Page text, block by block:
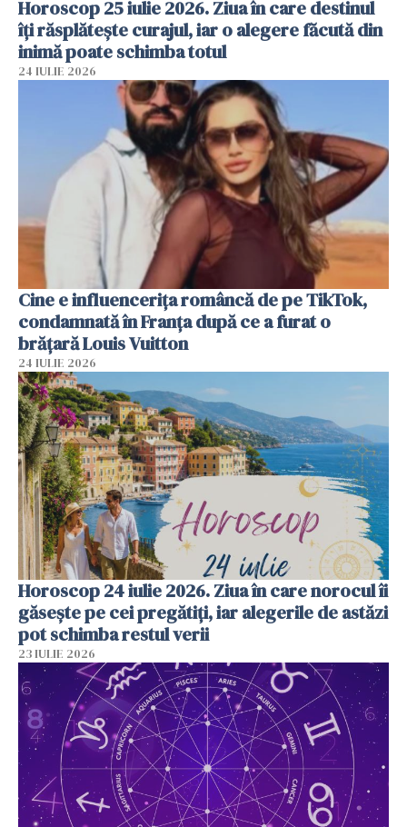
Horoscop 25 iulie 2026. Ziua în care destinul
îți răsplătește curajul, iar o alegere făcută din
inimă poate schimba totul
24 IULIE 2026
Cine e influencerița româncă de pe TikTok,
condamnată în Franța după ce a furat o
brățară Louis Vuitton
24 IULIE 2026
Horoscop 24 iulie 2026. Ziua în care norocul îi
găsește pe cei pregătiți, iar alegerile de astăzi
pot schimba restul verii
23 IULIE 2026